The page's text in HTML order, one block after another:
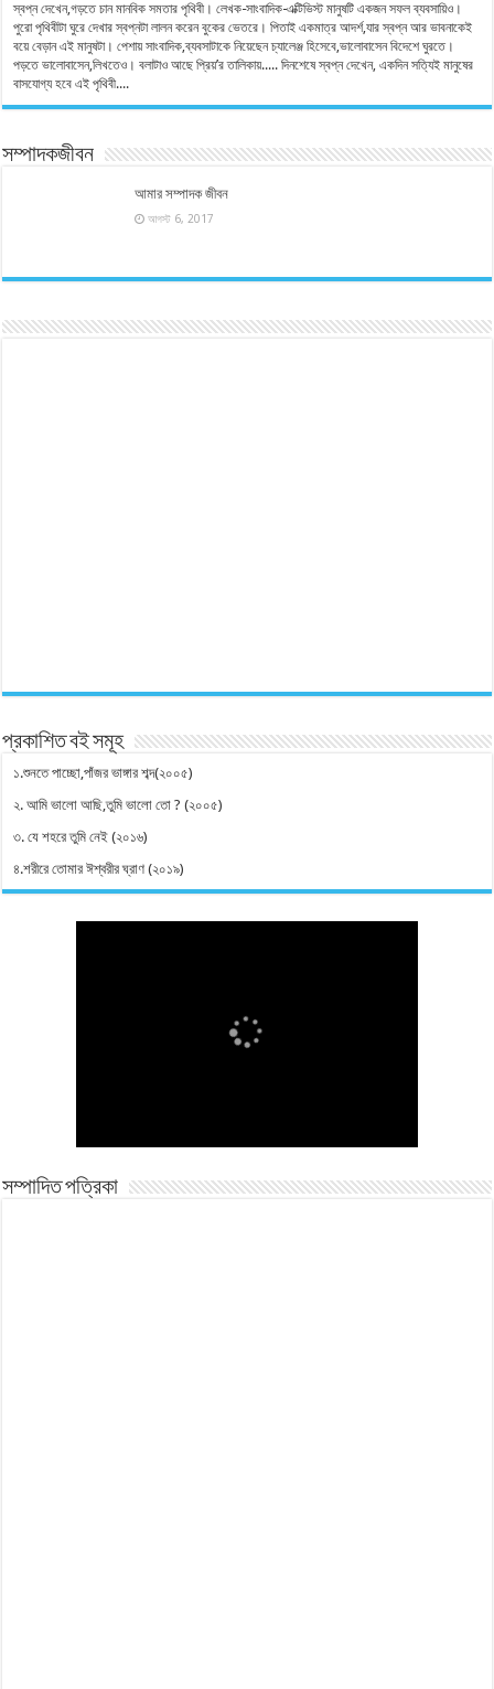
স্বপ্ন দেখেন,গড়তে চান মানবিক সমতার পৃথিবী। লেখক-সাংবাদিক-এক্টিভিস্ট মানুষটি একজন সফল ব্যবসায়িও।
পুরো পৃথিবীটা ঘুরে দেখার স্বপ্নটা লালন করেন বুকের ভেতরে। পিতাই একমাত্র আদর্শ,যার স্বপ্ন আর ভাবনাকেই
বয়ে বেড়ান এই মানুষটা। পেশায় সাংবাদিক,ব্যবসাটাকে নিয়েছেন চ্যালেঞ্জ হিসেবে,ভালোবাসেন বিদেশে ঘুরতে।
পড়তে ভালোবাসেন,লিখতেও। বলাটাও আছে প্রিয়’র তালিকায়..... দিনশেষে স্বপ্ন দেখেন, একদিন সত্যিই মানুষের
বাসযোগ্য হবে এই পৃথিবী....
সম্পাদকজীবন
আমার সম্পাদক জীবন
আগস্ট 6, 2017
প্রকাশিত বই সমূহ
১.শুনতে পাচ্ছো,পাঁজর ভাঙ্গার শব্দ(২০০৫)
২. আমি ভালো আছি,তুমি ভালো তো ? (২০০৫)
৩. যে শহরে তুমি নেই (২০১৬)
৪.শরীরে তোমার ঈশ্বরীর ঘ্রাণ (২০১৯)
সম্পাদিত পত্রিকা